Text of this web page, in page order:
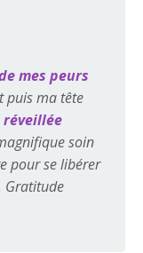
mes peurs
puis ma tête
réveillée
soin
pour se libérer
Gratitude